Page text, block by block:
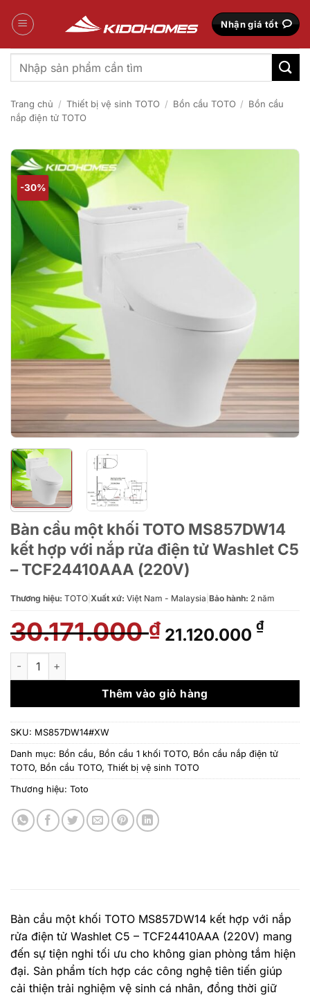
qua
Nhận giá tốt
Tìm
kiếm:
Trang chủ / Thiết bị vệ sinh TOTO / Bồn cầu TOTO / Bồn cầu
nắp điện tử TOTO
-30%
Bàn cầu một khối TOTO MS857DW14
kết hợp với nắp rửa điện tử Washlet C5
– TCF24410AAA (220V)
Thương hiệu: TOTO Xuất xứ: Việt Nam - Malaysia Bảo hành: 2 năm
30.171.000₫ Giá
gốc
30.171.000 ₫.
21.120.000 ₫Giá
là:
Bàn cầu một khối TOTO MS857DW14 kết hợp với nắp rửa
Thêm vào giỏ hàng
SKU: MS857DW14#XW
Danh mục: Bồn cầu, Bồn cầu 1 khối TOTO, Bồn cầu nắp điện tử
TOTO, Bồn cầu TOTO, Thiết bị vệ sinh TOTO
Thương hiệu: Toto
Bàn cầu một khối TOTO MS857DW14 kết hợp với nắp
rửa điện tử Washlet C5 – TCF24410AAA (220V) mang
đến sự tiện nghi tối ưu cho không gian phòng tắm hiện
đại. Sản phẩm tích hợp các công nghệ tiên tiến giúp
cải thiện trải nghiệm vệ sinh cá nhân, đồng thời giữ